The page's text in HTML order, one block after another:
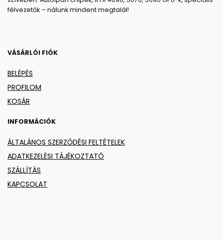
félvezetők – nálunk mindent megtalál!
VÁSÁRLÓI FIÓK
BELÉPÉS
PROFILOM
KOSÁR
INFORMÁCIÓK
ÁLTALÁNOS SZERZŐDÉSI FELTÉTELEK
ADATKEZELÉSI TÁJÉKOZTATÓ
SZÁLLÍTÁS
KAPCSOLAT